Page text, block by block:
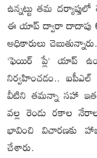
ఉన్నట్టు తమ
ఈ యాప్ ద్వారా దాదాపు
అధికారులు
‘ఫెయిర్ ప్లే’ యాప్
నిర్వహించడం.. ఐపీఎల్
వీటిని తమన్నా సహా
వల్ల రెండు రకాల
భావించి విచారణకు
చేశారు.